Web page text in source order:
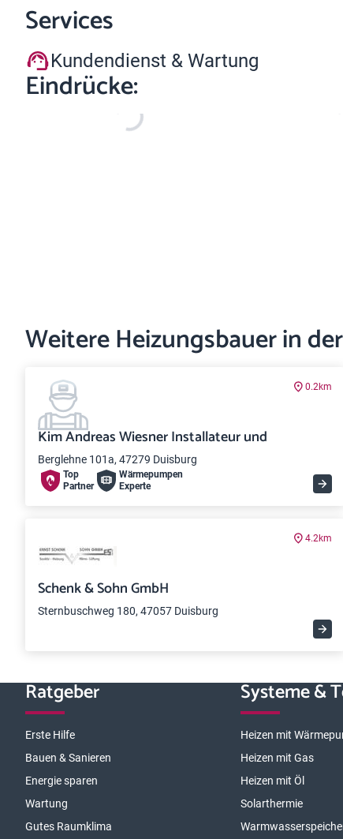
Services
Kundendienst & Wartung
Eindrücke:
Weitere Heizungsbauer in
0.2km
Kim Andreas Wiesner Installateur und
Berglehne 101a, 47279 Duisburg
Top
Partner
Wärme­pumpen
Experte
4.2km
Schenk & Sohn GmbH
Sternbuschweg 180, 47057 Duisburg
Ratgeber
Erste Hilfe
Bauen & Sanieren
Energie sparen
Wartung
Gutes Raumklima
Systeme &
Heizen mit
Heizen mit Gas
Heizen mit Öl
Solarthermie